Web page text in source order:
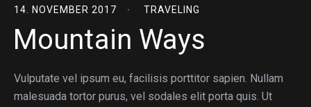
14. NOVEMBER 2017 TRAVELING
Mountain Ways
Vulputate vel ipsum eu, facilisis porttitor sapien. Nullam
malesuada tortor purus, vel sodales elit porta quis. Ut